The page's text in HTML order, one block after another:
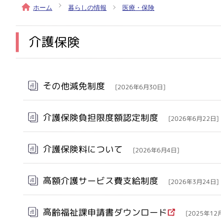
ホーム 暮らしの情報 医療・保険
介護保険
その他減免制度 [2026年6月30日]
介護保険負担限度額認定制度 [2026年6月22日]
介護保険料について [2026年6月4日]
高額介護サービス費支給制度 [2026年3月24日]
高齢福祉課申請書ダウンロード [2025年12